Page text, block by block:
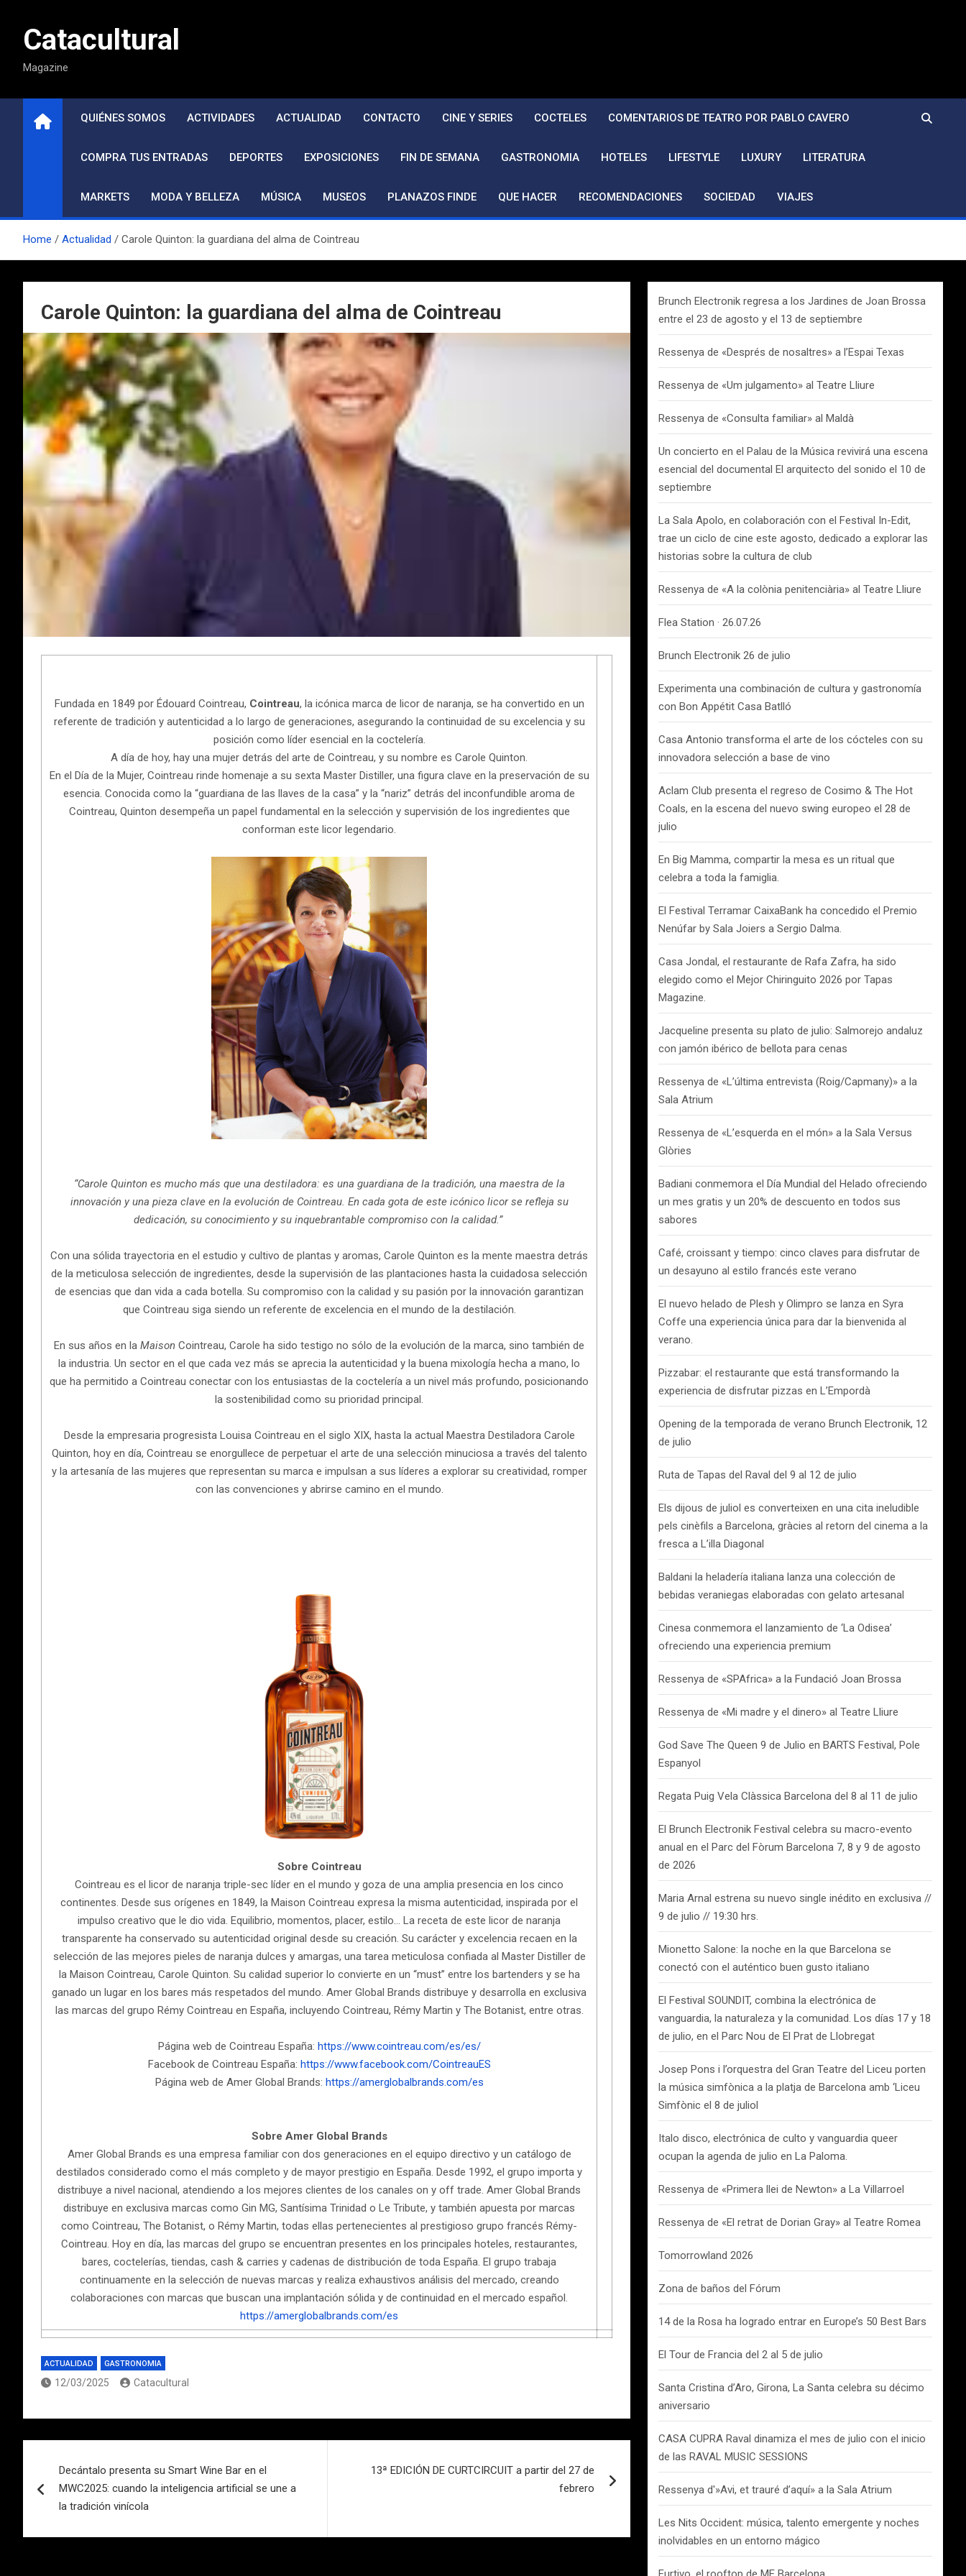
contenidoCatacultural
Magazine
QUIÉNES SOMOS ACTIVIDADES ACTUALIDAD CONTACTO CINE Y SERIES COCTELES COMENTARIOS DE TEATRO POR PABLO CAVERO
COMPRA TUS ENTRADAS DEPORTES EXPOSICIONES FIN DE SEMANA GASTRONOMIA HOTELES LIFESTYLE LUXURY LITERATURA
MARKETS MODA Y BELLEZA MÚSICA MUSEOS PLANAZOS FINDE QUE HACER RECOMENDACIONES SOCIEDAD VIAJES
Home Actualidad Carole Quinton: la guardiana del alma de Cointreau
Carole Quinton: la guardiana del alma de Cointreau
Fundada en 1849 por Édouard Cointreau, Cointreau, la icónica marca de licor de naranja, se ha convertido en un
referente de tradición y autenticidad a lo largo de generaciones, asegurando la continuidad de su excelencia y su
posición como líder esencial en la coctelería.
A día de hoy, hay una mujer detrás del arte de Cointreau, y su nombre es Carole Quinton.
En el Día de la Mujer, Cointreau rinde homenaje a su sexta Master Distiller, una figura clave en la preservación de su
esencia. Conocida como la “guardiana de las llaves de la casa” y la “nariz” detrás del inconfundible aroma de
Cointreau, Quinton desempeña un papel fundamental en la selección y supervisión de los ingredientes que
conforman este licor legendario.
“Carole Quinton es mucho más que una destiladora: es una guardiana de la tradición, una maestra de la
innovación y una pieza clave en la evolución de Cointreau. En cada gota de este icónico licor se refleja su
dedicación, su conocimiento y su inquebrantable compromiso con la calidad.”
Con una sólida trayectoria en el estudio y cultivo de plantas y aromas, Carole Quinton es la mente maestra detrás
de la meticulosa selección de ingredientes, desde la supervisión de las plantaciones hasta la cuidadosa selección
de esencias que dan vida a cada botella. Su compromiso con la calidad y su pasión por la innovación garantizan
que Cointreau siga siendo un referente de excelencia en el mundo de la destilación.
En sus años en la Maison Cointreau, Carole ha sido testigo no sólo de la evolución de la marca, sino también de
la industria. Un sector en el que cada vez más se aprecia la autenticidad y la buena mixología hecha a mano, lo
que ha permitido a Cointreau conectar con los entusiastas de la coctelería a un nivel más profundo, posicionando
la sostenibilidad como su prioridad principal.
Desde la empresaria progresista Louisa Cointreau en el siglo XIX, hasta la actual Maestra Destiladora Carole
Quinton, hoy en día, Cointreau se enorgullece de perpetuar el arte de una selección minuciosa a través del talento
y la artesanía de las mujeres que representan su marca e impulsan a sus líderes a explorar su creatividad, romper
con las convenciones y abrirse camino en el mundo.
Sobre Cointreau
Cointreau es el licor de naranja triple-sec líder en el mundo y goza de una amplia presencia en los cinco
continentes. Desde sus orígenes en 1849, la Maison Cointreau expresa la misma autenticidad, inspirada por el
impulso creativo que le dio vida. Equilibrio, momentos, placer, estilo… La receta de este licor de naranja
transparente ha conservado su autenticidad original desde su creación. Su carácter y excelencia recaen en la
selección de las mejores pieles de naranja dulces y amargas, una tarea meticulosa confiada al Master Distiller de
la Maison Cointreau, Carole Quinton. Su calidad superior lo convierte en un “must” entre los bartenders y se ha
ganado un lugar en los bares más respetados del mundo. Amer Global Brands distribuye y desarrolla en exclusiva
las marcas del grupo Rémy Cointreau en España, incluyendo Cointreau, Rémy Martin y The Botanist, entre otras.
Página web de Cointreau España: https://www.cointreau.com/es/es/
Facebook de Cointreau España: https://www.facebook.com/CointreauES
Página web de Amer Global Brands: https://amerglobalbrands.com/es
Sobre Amer Global Brands
Amer Global Brands es una empresa familiar con dos generaciones en el equipo directivo y un catálogo de
destilados considerado como el más completo y de mayor prestigio en España. Desde 1992, el grupo importa y
distribuye a nivel nacional, atendiendo a los mejores clientes de los canales on y off trade. Amer Global Brands
distribuye en exclusiva marcas como Gin MG, Santísima Trinidad o Le Tribute, y también apuesta por marcas
como Cointreau, The Botanist, o Rémy Martin, todas ellas pertenecientes al prestigioso grupo francés Rémy-
Cointreau. Hoy en día, las marcas del grupo se encuentran presentes en los principales hoteles, restaurantes,
bares, coctelerías, tiendas, cash & carries y cadenas de distribución de toda España. El grupo trabaja
continuamente en la selección de nuevas marcas y realiza exhaustivos análisis del mercado, creando
colaboraciones con marcas que buscan una implantación sólida y de continuidad en el mercado español.
https://amerglobalbrands.com/es
ACTUALIDAD GASTRONOMIA
12/03/2025 Catacultural
de
entradas
Decántalo presenta su Smart Wine Bar en el
MWC2025: cuando la inteligencia artificial se une a
la tradición vinícola
13ª EDICIÓN DE CURTCIRCUIT a partir del 27 de
febrero
Brunch Electronik regresa a los Jardines de Joan Brossa
entre el 23 de agosto y el 13 de septiembre
Ressenya de «Després de nosaltres» a l’Espai Texas
Ressenya de «Um julgamento» al Teatre Lliure
Ressenya de «Consulta familiar» al Maldà
Un concierto en el Palau de la Música revivirá una escena
esencial del documental El arquitecto del sonido el 10 de
septiembre
La Sala Apolo, en colaboración con el Festival In-Edit,
trae un ciclo de cine este agosto, dedicado a explorar las
historias sobre la cultura de club
Ressenya de «A la colònia penitenciària» al Teatre Lliure
Flea Station · 26.07.26
Brunch Electronik 26 de julio
Experimenta una combinación de cultura y gastronomía
con Bon Appétit Casa Batlló
Casa Antonio transforma el arte de los cócteles con su
innovadora selección a base de vino
Aclam Club presenta el regreso de Cosimo & The Hot
Coals, en la escena del nuevo swing europeo el 28 de
julio
En Big Mamma, compartir la mesa es un ritual que
celebra a toda la famiglia.
El Festival Terramar CaixaBank ha concedido el Premio
Nenúfar by Sala Joiers a Sergio Dalma.
Casa Jondal, el restaurante de Rafa Zafra, ha sido
elegido como el Mejor Chiringuito 2026 por Tapas
Magazine.
Jacqueline presenta su plato de julio: Salmorejo andaluz
con jamón ibérico de bellota para cenas
Ressenya de «L’última entrevista (Roig/Capmany)» a la
Sala Atrium
Ressenya de «L’esquerda en el món» a la Sala Versus
Glòries
Badiani conmemora el Día Mundial del Helado ofreciendo
un mes gratis y un 20% de descuento en todos sus
sabores
Café, croissant y tiempo: cinco claves para disfrutar de
un desayuno al estilo francés este verano
El nuevo helado de Plesh y Olimpro se lanza en Syra
Coffe una experiencia única para dar la bienvenida al
verano.
Pizzabar: el restaurante que está transformando la
experiencia de disfrutar pizzas en L’Empordà
Opening de la temporada de verano Brunch Electronik, 12
de julio
Ruta de Tapas del Raval del 9 al 12 de julio
Els dijous de juliol es converteixen en una cita ineludible
pels cinèfils a Barcelona, gràcies al retorn del cinema a la
fresca a L’illa Diagonal
Baldani la heladería italiana lanza una colección de
bebidas veraniegas elaboradas con gelato artesanal
Cinesa conmemora el lanzamiento de ‘La Odisea’
ofreciendo una experiencia premium
Ressenya de «SPAfrica» a la Fundació Joan Brossa
Ressenya de «Mi madre y el dinero» al Teatre Lliure
God Save The Queen 9 de Julio en BARTS Festival, Pole
Espanyol
Regata Puig Vela Clàssica Barcelona del 8 al 11 de julio
El Brunch Electronik Festival celebra su macro-evento
anual en el Parc del Fòrum Barcelona 7, 8 y 9 de agosto
de 2026
Maria Arnal estrena su nuevo single inédito en exclusiva //
9 de julio // 19:30 hrs.
Mionetto Salone: la noche en la que Barcelona se
conectó con el auténtico buen gusto italiano
El Festival SOUNDIT, combina la electrónica de
vanguardia, la naturaleza y la comunidad. Los días 17 y 18
de julio, en el Parc Nou de El Prat de Llobregat
Josep Pons i l’orquestra del Gran Teatre del Liceu porten
la música simfònica a la platja de Barcelona amb ‘Liceu
Simfònic el 8 de juliol
Italo disco, electrónica de culto y vanguardia queer
ocupan la agenda de julio en La Paloma.
Ressenya de «Primera llei de Newton» a La Villarroel
Ressenya de «El retrat de Dorian Gray» al Teatre Romea
Tomorrowland 2026
Zona de baños del Fórum
14 de la Rosa ha logrado entrar en Europe’s 50 Best Bars
El Tour de Francia del 2 al 5 de julio
Santa Cristina d’Aro, Girona, La Santa celebra su décimo
aniversario
CASA CUPRA Raval dinamiza el mes de julio con el inicio
de las RAVAL MUSIC SESSIONS
Ressenya d'»Avi, et trauré d’aquí» a la Sala Atrium
Les Nits Occident: música, talento emergente y noches
inolvidables en un entorno mágico